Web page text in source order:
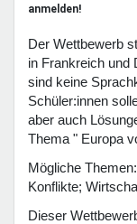
anmelden!
Der Wettbewerb
in Frankreich und
sind keine
Schüler:innen
aber auch
Thema " Europa
Mögliche
Konflikte;
Dieser